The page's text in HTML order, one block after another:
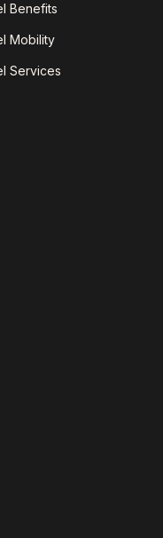
Benefits
Mobility
Services